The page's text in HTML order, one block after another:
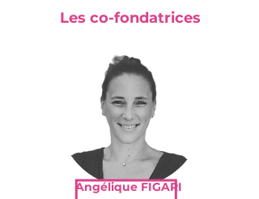
Les co-fondatrices
Angélique FIGARI